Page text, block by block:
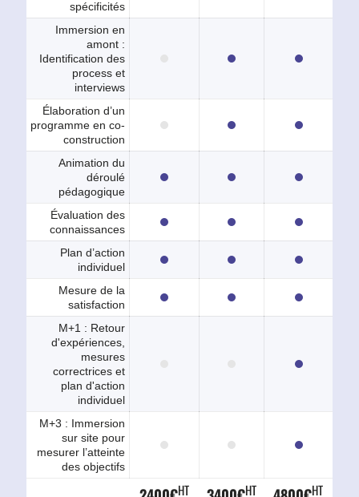
spécificités
Immersion en
amont :
Identification des
process et
interviews
Élaboration d’un
programme en co-
construction
Animation du
déroulé
pédagogique
Évaluation des
connaissances
Plan d’action
individuel
Mesure de la
satisfaction
M+1 : Retour
d'expériences,
mesures
correctrices et
plan d'action
individuel
M+3 : Immersion
sur site pour
mesurer l’atteinte
des objectifs
HT HT HT